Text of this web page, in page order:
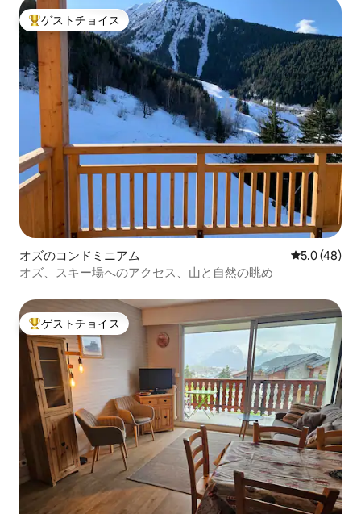
大好評のゲストチョイスです。
ゲストチョイス
オズのコンドミニアム レビュー48
5.0 (48)
オズ、スキー場へのアクセス、山と自然の眺め
大好評のゲストチョイスです。
ゲストチョイス